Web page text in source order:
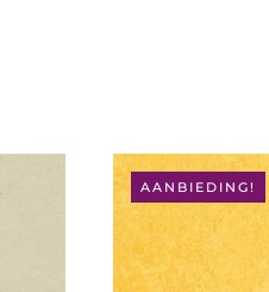
AANBIEDING!